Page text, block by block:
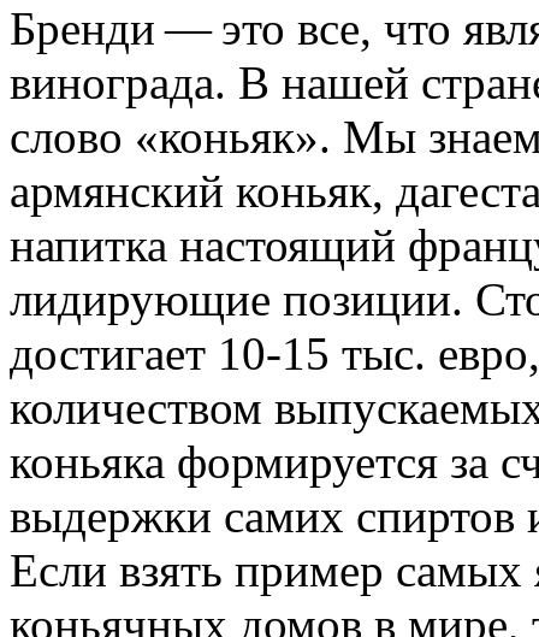
Бренди — это все, что
винограда. В нашей
слово «коньяк». Мы
армянский коньяк,
напитка настоящий
лидирующие позиции.
достигает 10-15 тыс.
количеством
коньяка формируется за
выдержки самих спиртов
Если взять пример самых
коньячных домов в мире,